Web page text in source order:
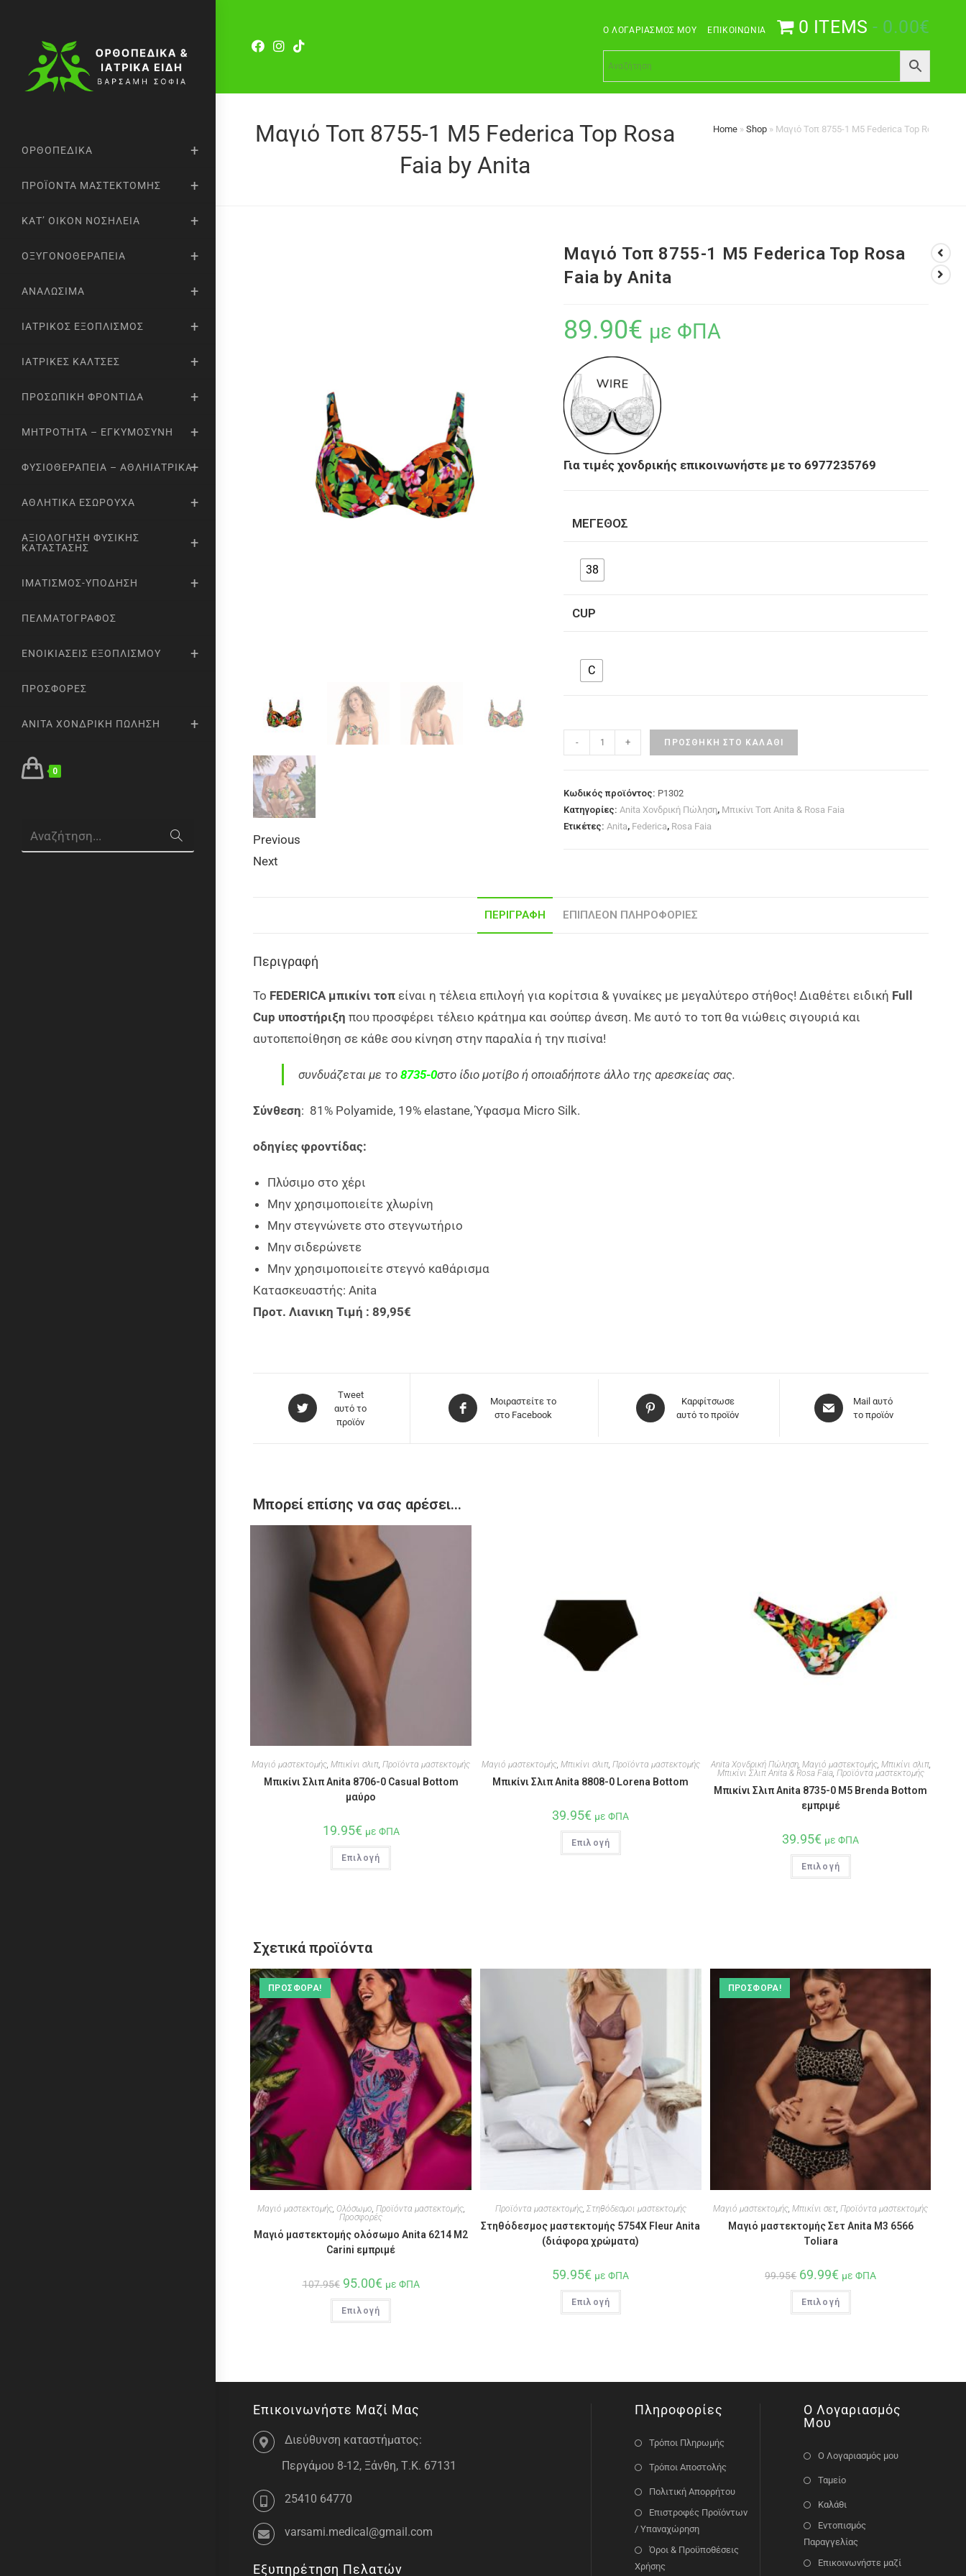
Ο ΛΟΓΑΡΙΑΣΜΌΣ ΜΟΥ ΕΠΙΚΟΙΝΩΝΊΑ 0 ITEMS 0.00€
ΟΡΘΟΠΕΔΙΚΆ
ΠΡΟΪΌΝΤΑ ΜΑΣΤΕΚΤΟΜΉΣ
ΚΑΤ’ ΟΊΚΟΝ ΝΟΣΗΛΕΊΑ
ΟΞΥΓΟΝΟΘΕΡΑΠΕΊΑ
ΑΝΑΛΏΣΙΜΑ
ΙΑΤΡΙΚΌΣ ΕΞΟΠΛΙΣΜΌΣ
ΙΑΤΡΙΚΈΣ ΚΆΛΤΣΕΣ
ΠΡΟΣΩΠΙΚΉ ΦΡΟΝΤΊΔΑ
ΜΗΤΡΌΤΗΤΑ – ΕΓΚΥΜΟΣΎΝΗ
ΦΥΣΙΟΘΕΡΑΠΕΊΑ – ΑΘΛΗΙΑΤΡΙΚΆ
ΑΘΛΗΤΙΚΆ ΕΣΏΡΟΥΧΑ
ΑΞΙΟΛΌΓΗΣΗ ΦΥΣΙΚΉΣ
ΚΑΤΆΣΤΑΣΗΣ
ΙΜΑΤΙΣΜΌΣ-ΥΠΌΔΗΣΗ
ΠΕΛΜΑΤΟΓΡΆΦΟΣ
ΕΝΟΙΚΙΆΣΕΙΣ ΕΞΟΠΛΙΣΜΟΎ
ΠΡΟΣΦΟΡΈΣ
ANITA ΧΟΝΔΡΙΚΉ ΠΏΛΗΣΗ
0
Αναζήτηση...
Μαγιό Τοπ 8755-1 M5 Federica Top Rosa
Faia by Anita
Home» Shop» Μαγιό Τοπ 8755-1 M5 Federica Top Rosa Faia
Previous
Next
Μαγιό Τοπ 8755-1 M5 Federica Top Rosa
Faia by Anita
89.90€ με ΦΠΑ
Για τιμές χονδρικής επικοινωνήστε με το 6977235769
ΜΈΓΕΘΟΣ
38
CUP
C
- + ΠΡΟΣΘΉΚΗ ΣΤΟ ΚΑΛΆΘΙ
Κωδικός προϊόντος: P1302
Κατηγορίες:Anita Χονδρική Πώληση, Μπικίνι Τοπ Anita & Rosa Faia
Ετικέτες:Anita, Federica, Rosa Faia
ΠΕΡΙΓΡΑΦΉ ΕΠΙΠΛΈΟΝ ΠΛΗΡΟΦΟΡΊΕΣ
Περιγραφή
Το FEDERICA μπικίνι τοπ είναι η τέλεια επιλογή για κορίτσια & γυναίκες με μεγαλύτερο στήθος! Διαθέτει ειδική Full
Cup υποστήριξη που προσφέρει τέλειο κράτημα και σούπερ άνεση. Με αυτό το τοπ θα νιώθεις σιγουριά και
αυτοπεποίθηση σε κάθε σου κίνηση στην παραλία ή την πισίνα!
συνδυάζεται με το8735-0στο ίδιο μοτίβο ή οποιαδήποτε άλλο της αρεσκείας σας.
Σύνθεση: 81% Polyamide, 19% elastane, Ύφασμα Micro Silk.
οδηγίες φροντίδας:
Πλύσιμο στο χέρι
Μην χρησιμοποιείτε χλωρίνη
Μην στεγνώνετε στο στεγνωτήριο
Μην σιδερώνετε
Μην χρησιμοποιείτε στεγνό καθάρισμα
Κατασκευαστής: Anita
Προτ. Λιανικη Τιμή : 89,95€
Tweet
αυτό το
προϊόν
Μοιραστείτε το
στο Facebook
Καρφίτσωσε
αυτό το προϊόν
Mail αυτό
το προϊόν
Μπορεί επίσης να σας αρέσει…
Μαγιό μαστεκτομής,Μπικίνι σλιπ,Προϊόντα μαστεκτομής
Μπικίνι Σλιπ Anita 8706-0 Casual Bottom
μαύρο
19.95€ με ΦΠΑ
Επιλογή
Μαγιό μαστεκτομής, Μπικίνι σλιπ, Προϊόντα μαστεκτομής
Μπικίνι Σλιπ Anita 8808-0 Lorena Bottom
39.95€ με ΦΠΑ
Επιλογή
Anita Χονδρική Πώληση, Μαγιό μαστεκτομής, Μπικίνι σλιπ,
Μπικίνι Σλιπ Anita & Rosa Faia, Προϊόντα μαστεκτομής
Μπικίνι Σλιπ Anita 8735-0 M5 Brenda Bottom
εμπριμέ
39.95€ με ΦΠΑ
Επιλογή
Σχετικά προϊόντα
ΠΡΟΣΦΟΡΆ!
Μαγιό μαστεκτομής, Ολόσωμο Προϊόντα μαστεκτομής,
Προσφορές
Μαγιό μαστεκτομής ολόσωμο Anita 6214 M2
Carini εμπριμέ
107.95€ 95.00€ με ΦΠΑ
Επιλογή
Προϊόντα μαστεκτομής, Στηθόδεσμοι μαστεκτομής
Στηθόδεσμος μαστεκτομής 5754X Fleur Anita
(διάφορα χρώματα)
59.95€ με ΦΠΑ
Επιλογή
ΠΡΟΣΦΟΡΆ!
Μαγιό μαστεκτομής ,Μπικίνι σετ ,Προϊόντα μαστεκτομής
Μαγιό μαστεκτομής Σετ Anita M3 6566
Toliara
99.95€ 69.99€ με ΦΠΑ
Επιλογή
Επικοινωνήστε Μαζί Μας
Διεύθυνση καταστήματος:
Περγάμου 8-12, Ξάνθη, Τ.Κ. 67131
25410 64770
varsami.medical@gmail.com
Εξυπηρέτηση Πελατών
Πληροφορίες
Τρόποι Πληρωμής
Τρόποι Αποστολής
Πολιτική Απορρήτου
Επιστροφές Προϊόντων
/ Υπαναχώρηση
Όροι & Προϋποθέσεις
Χρήσης
Ο Λογαριασμός
Μου
Ο Λογαριασμός μου
Ταμείο
Καλάθι
Εντοπισμός
Παραγγελίας
Επικοινωνήστε μαζί